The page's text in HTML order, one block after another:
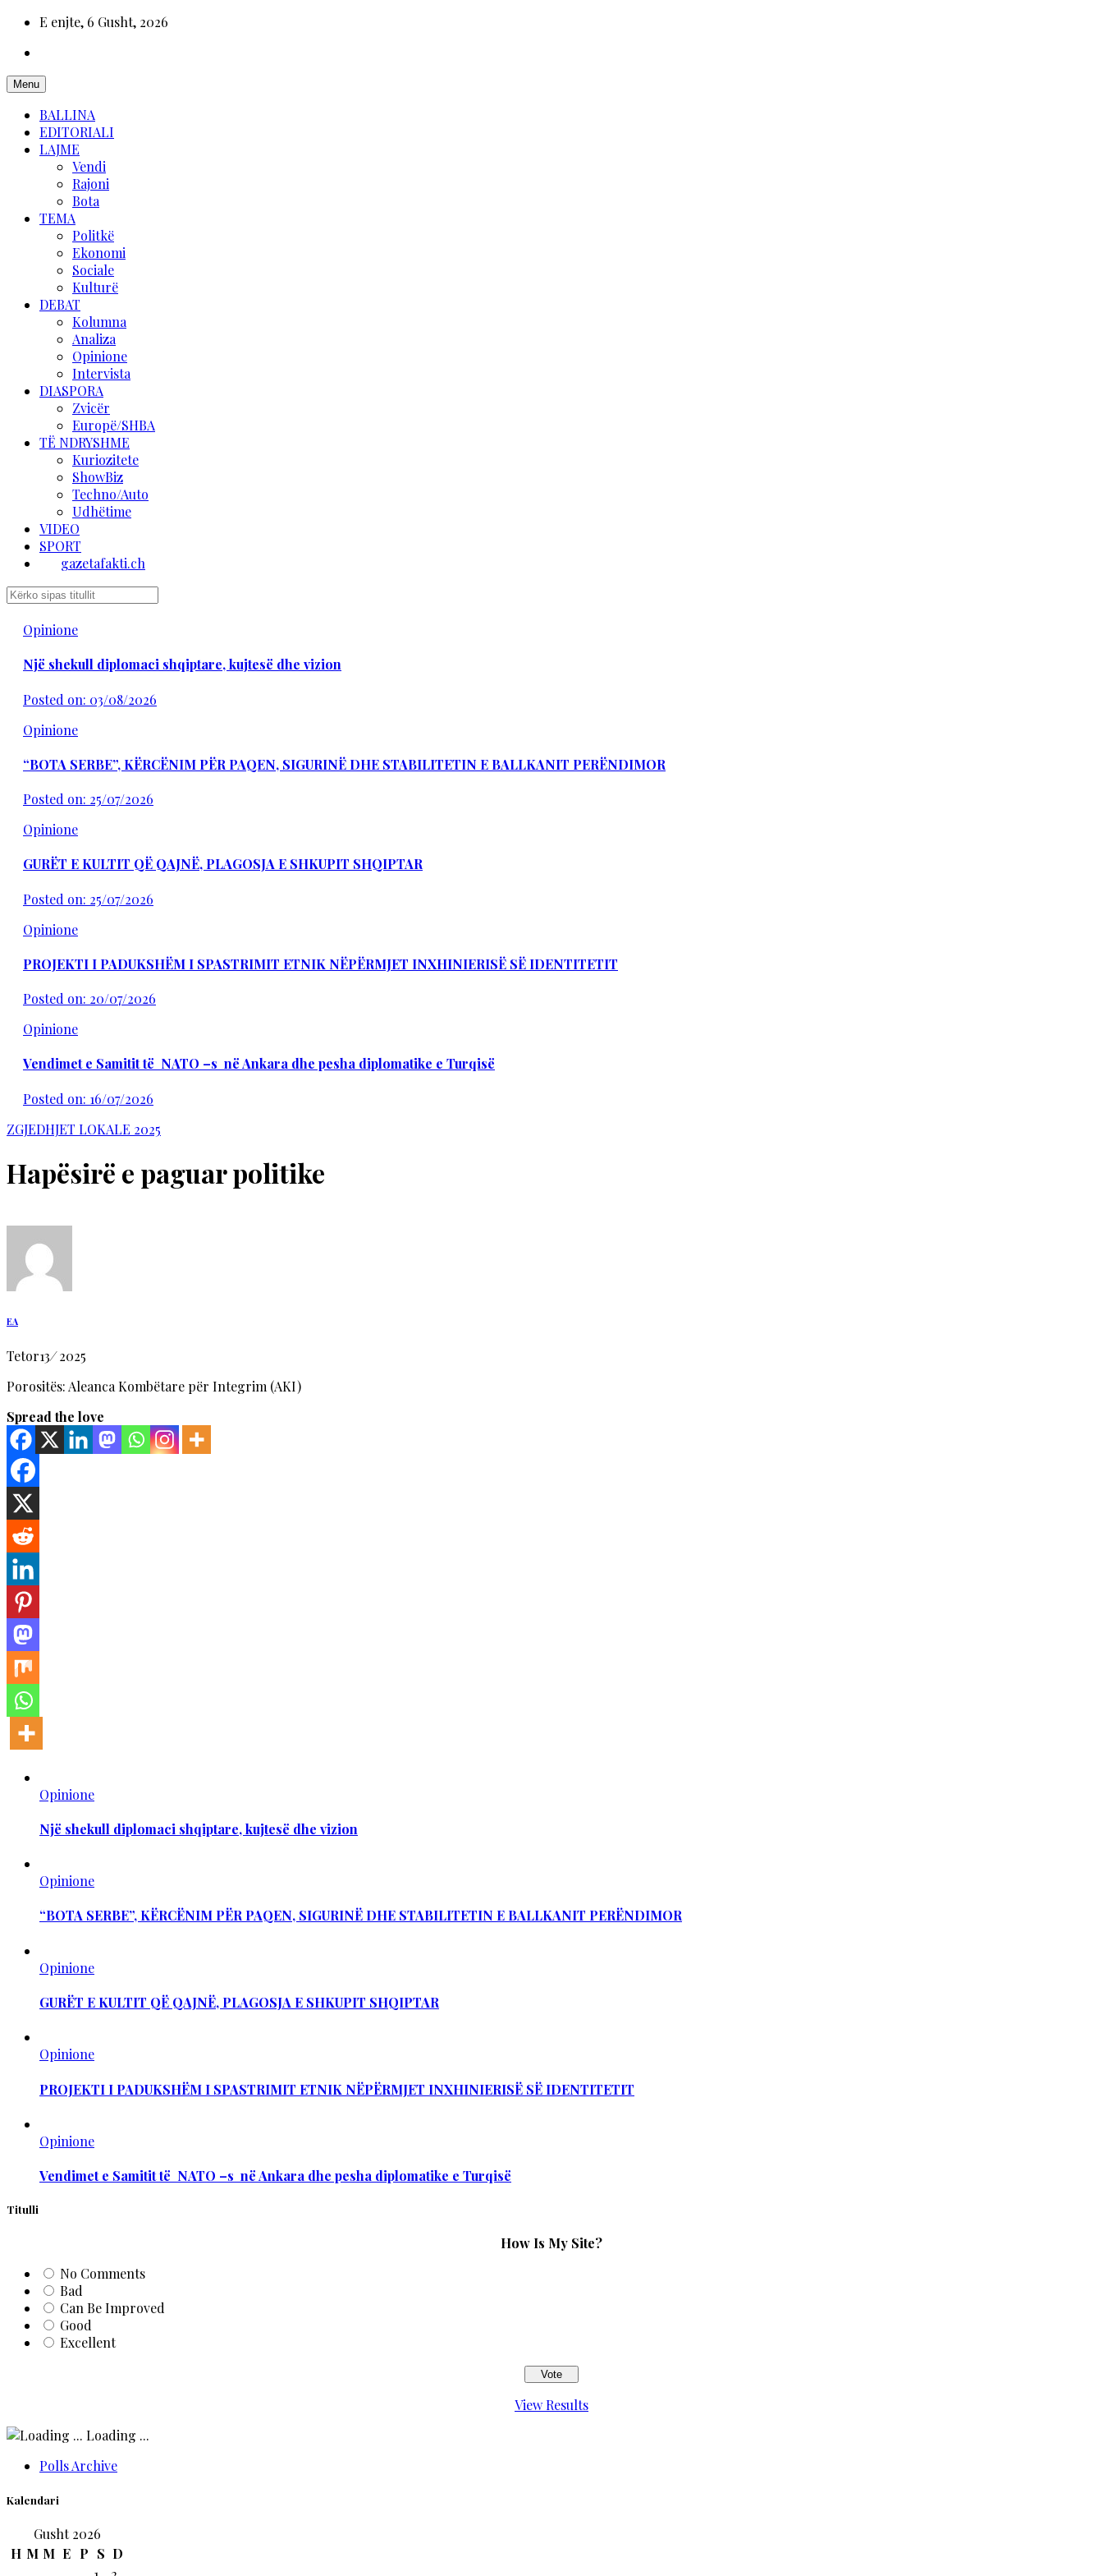
E enjte, 6 Gusht, 2026
Menu
BALLINA
EDITORIALI
LAJME
Vendi
Rajoni
Bota
TEMA
Politkë
Ekonomi
Sociale
Kulturë
DEBAT
Kolumna
Analiza
Opinione
Intervista
DIASPORA
Zvicër
Europë/SHBA
TË NDRYSHME
Kuriozitete
ShowBiz
Techno/Auto
Udhëtime
VIDEO
SPORT
gazetafakti.ch
Opinione
Një shekull diplomaci shqiptare, kujtesë dhe vizion
Posted on: 03/08/2026
Opinione
“BOTA SERBE”, KËRCËNIM PËR PAQEN, SIGURINË DHE STABILITETIN E BALLKANIT PERËNDIMOR
Posted on: 25/07/2026
Opinione
GURËT E KULTIT QË QAJNË, PLAGOSJA E SHKUPIT SHQIPTAR
Posted on: 25/07/2026
Opinione
PROJEKTI I PADUKSHËM I SPASTRIMIT ETNIK NËPËRMJET INXHINIERISË SË IDENTITETIT
Posted on: 20/07/2026
Opinione
Vendimet e Samitit të NATO –s në Ankara dhe pesha diplomatike e Turqisë
Posted on: 16/07/2026
ZGJEDHJET LOKALE 2025
Hapësirë e paguar politike
EA
Tetor13/2025
Porositës: Aleanca Kombëtare për Integrim (AKI)
Spread the love
Opinione
Një shekull diplomaci shqiptare, kujtesë dhe vizion
Opinione
“BOTA SERBE”, KËRCËNIM PËR PAQEN, SIGURINË DHE STABILITETIN E BALLKANIT PERËNDIMOR
Opinione
GURËT E KULTIT QË QAJNË, PLAGOSJA E SHKUPIT SHQIPTAR
Opinione
PROJEKTI I PADUKSHËM I SPASTRIMIT ETNIK NËPËRMJET INXHINIERISË SË IDENTITETIT
Opinione
Vendimet e Samitit të NATO –s në Ankara dhe pesha diplomatike e Turqisë
Titulli
How Is My Site?
No Comments
Bad
Can Be Improved
Good
Excellent
View Results
Loading ...
Polls Archive
Kalendari
Gusht 2026
H M M E P S D